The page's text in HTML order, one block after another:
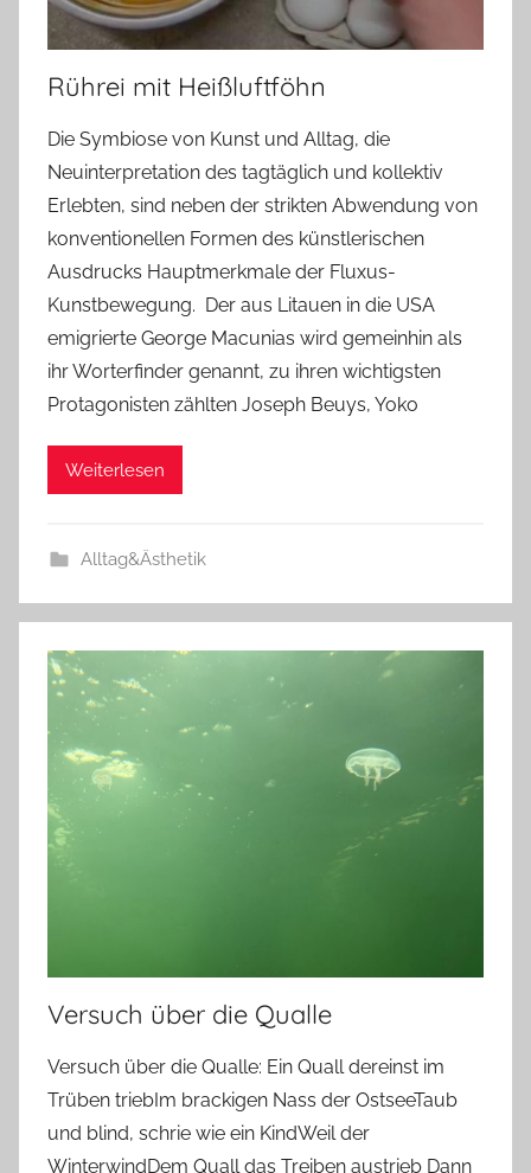
Rührei mit Heißluftföhn
Die Symbiose von Kunst und Alltag, die
Neuinterpretation des tagtäglich und kollektiv
Erlebten, sind neben der strikten Abwendung von
konventionellen Formen des künstlerischen
Ausdrucks Hauptmerkmale der Fluxus-
Kunstbewegung. Der aus Litauen in die USA
emigrierte George Macunias wird gemeinhin als
ihr Worterfinder genannt, zu ihren wichtigsten
Protagonisten zählten Joseph Beuys, Yoko
Weiterlesen
Alltag&Ästhetik
Versuch über die Qualle
Versuch über die Qualle: Ein Quall dereinst im
Trüben triebIm brackigen Nass der OstseeTaub
und blind, schrie wie ein KindWeil der
WinterwindDem Quall das Treiben austrieb Dann